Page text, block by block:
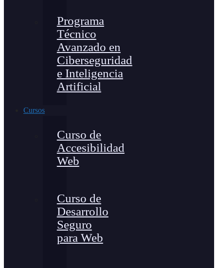
Programa
Técnico
Avanzado en
Ciberseguridad
e Inteligencia
Artificial
Cursos
Curso de
Accesibilidad
Web
Curso de
Desarrollo
Seguro
para Web